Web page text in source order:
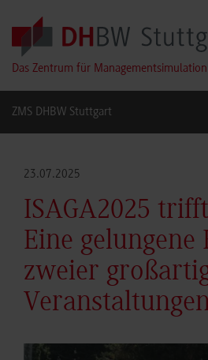
Skip to main content
Das Zentrum für Managementsimulation
ZMS DHBW Stuttgart
23.07.2025
ISAGA2025
Eine gelungene
zweier